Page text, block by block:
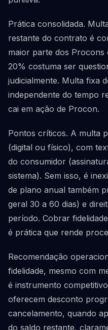
Prática consolidada.
restante do contrato é
maior parte dos Procons
20% costuma ser
judicialmente. Multa fixa
independente do tempo
cai em ação de Procon.
Pontos críticos. A multa
(digital ou físico), com
do consumidor
sistema). Sem isso, é
de plano anual também
geral 30 a 60 dias) e
período. Cobrar
é prática que rende
Recomendação
fidelidade, mesmo com
é instrumento
oferecem desconto
cancelamento, quando
do saldo restante,